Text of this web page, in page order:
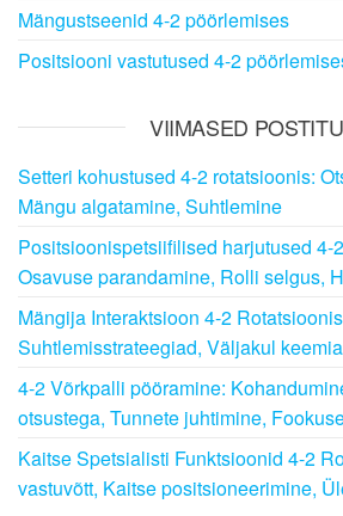
Mängustseenid 4-2 pöörlemises
Positsiooni vastutused 4-2
VIIMASED
Setteri kohustused 4-2 rotatsioonis:
Mängu algatamine, Suhtlemine
Positsioonispetsiifilised harjutused 4-
Osavuse parandamine, Rolli selgus,
Mängija Interaktsioon 4-2
Suhtlemisstrateegiad, Väljakul
4-2 Võrkpalli pööramine:
otsustega, Tunnete juhtimine,
Kaitse Spetsialisti Funktsioonid 4-2
vastuvõtt, Kaitse positsioneerimine,